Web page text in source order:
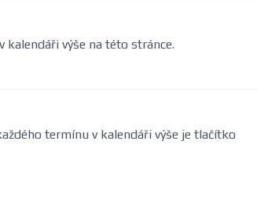
výše na této stránce.
termínu v kalendáři výše je tlačítko